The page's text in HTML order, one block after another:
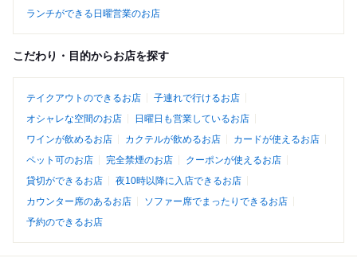
ランチができる日曜営業のお店
こだわり・目的からお店を探す
テイクアウトのできるお店
子連れで行けるお店
オシャレな空間のお店
日曜日も営業しているお店
ワインが飲めるお店
カクテルが飲めるお店
カードが使えるお店
ペット可のお店
完全禁煙のお店
クーポンが使えるお店
貸切ができるお店
夜10時以降に入店できるお店
カウンター席のあるお店
ソファー席でまったりできるお店
予約のできるお店